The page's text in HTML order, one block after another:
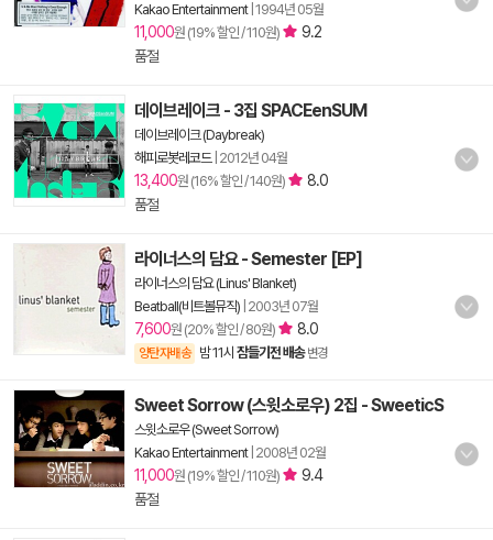
Kakao Entertainment| 1994년 05월
11,000원 (19% 할인 / 110원)
9.2
품절
데이브레이크 - 3집 SPACEenSUM
데이브레이크 (Daybreak)
해피로봇레코드| 2012년 04월
13,400원 (16% 할인 / 140원)
8.0
품절
라이너스의 담요 - Semester [EP]
라이너스의 담요 (Linus' Blanket)
Beatball(비트볼뮤직) 2003년 07월
7,600원 (20% 할인 / 80원) 8.0
양탄자배송 밤 11시 잠들기전 배송 변경
Sweet Sorrow (스윗소로우) 2집 - SweeticS
스윗소로우 (Sweet Sorrow)
Kakao Entertainment| 2008년 02월
11,000원 (19% 할인 / 110원)
9.4
품절